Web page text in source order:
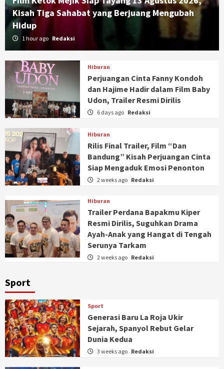
Kisah Tiga Sahabat yang Berjuang Mengubah
Hidup
1 hour ago Redaksi
Hiburan
Perjuangan Cinta Fanny Kondoh
dan Hajime Hadir dalam Film Baby
Udon, Trailer Resmi Dirilis
6 days ago Redaksi
Hiburan
Rilis Final Trailer, Film “Dan
Bandung” Kisah Perjuangan Cinta
Siap Mengaduk Emosi Penonton
2 weeks ago Redaksi
Hiburan
Trailer Perdana Bapakmu Kiper
Resmi Dirilis, Suguhkan Drama
Ayah-Anak yang Hangat di Tengah
Serunya Tarkam
2 weeks ago Redaksi
Sport
Sport
Generasi Baru La Roja Ukir
Sejarah, Spanyol Rebut Gelar
Dunia Kedua
3 weeks ago Redaksi